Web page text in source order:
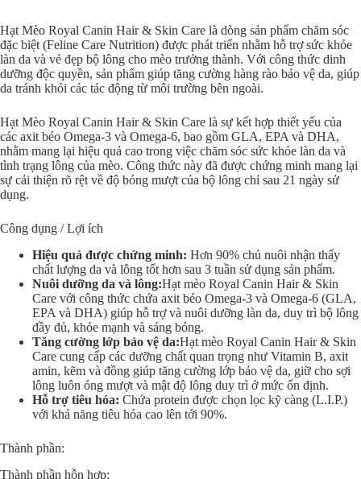
Hạt Mèo Royal Canin Hair & Skin Care là dòng sản phẩm chăm sóc
đặc biệt (Feline Care Nutrition) được phát triển nhằm hỗ trợ sức khỏe
làn da và vẻ đẹp bộ lông cho mèo trưởng thành. Với công thức dinh
dưỡng độc quyền, sản phẩm giúp tăng cường hàng rào bảo vệ da, giúp
da tránh khỏi các tác động từ môi trường bên ngoài.
Hạt Mèo Royal Canin Hair & Skin Care là sự kết hợp thiết yếu của
các axit béo Omega-3 và Omega-6, bao gồm GLA, EPA và DHA,
nhằm mang lại hiệu quả cao trong việc chăm sóc sức khỏe làn da và
tình trạng lông của mèo. Công thức này đã được chứng minh mang lại
sự cải thiện rõ rệt về độ bóng mượt của bộ lông chỉ sau 21 ngày sử
dụng.
Công dụng / Lợi ích
Hiệu quả được chứng minh: Hơn 90% chủ nuôi nhận thấy
chất lượng da và lông tốt hơn sau 3 tuần sử dụng sản phẩm.
Nuôi dưỡng da và lông:Hạt mèo Royal Canin Hair & Skin
Care với công thức chứa axit béo Omega-3 và Omega-6 (GLA,
EPA và DHA) giúp hỗ trợ và nuôi dưỡng làn da, duy trì bộ lông
đầy đủ, khỏe mạnh và sáng bóng.
Tăng cường lớp bảo vệ da:Hạt mèo Royal Canin Hair & Skin
Care cung cấp các dưỡng chất quan trọng như Vitamin B, axit
amin, kẽm và đồng giúp tăng cường lớp bảo vệ da, giữ cho sợi
lông luôn óng mượt và mật độ lông duy trì ở mức ổn định.
Hỗ trợ tiêu hóa: Chứa protein được chọn lọc kỹ càng (L.I.P.)
với khả năng tiêu hóa cao lên tới 90%.
Thành phần:
Thành phần hỗn hợp: